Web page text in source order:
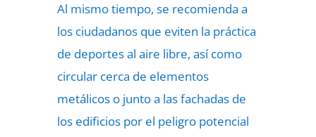
Al mismo tiempo, se recomienda a
los ciudadanos que eviten la práctica
de deportes al aire libre, así como
circular cerca de elementos
metálicos o junto a las fachadas de
los edificios por el peligro potencial